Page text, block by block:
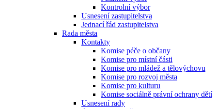
Kontrolní výbor
Usnesení zastupitelstva
Jednací řád zastupitelstva
Rada města
Kontakty
Komise péče o občany
Komise pro místní části
Komise pro mládež a tělovýchovu
Komise pro rozvoj města
Komise pro kulturu
Komise sociálně právní ochrany dětí
Usnesení rady